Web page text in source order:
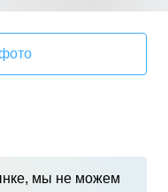
мы не можем